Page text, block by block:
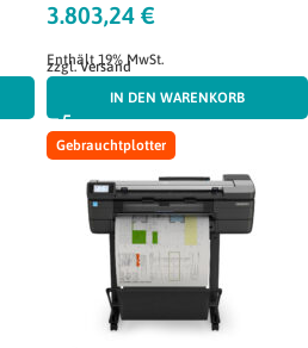
3.803,24 €
Enthält 19% MwSt.
zzgl.Versand
IN DEN WARENKORB
Gebrauchtplotter